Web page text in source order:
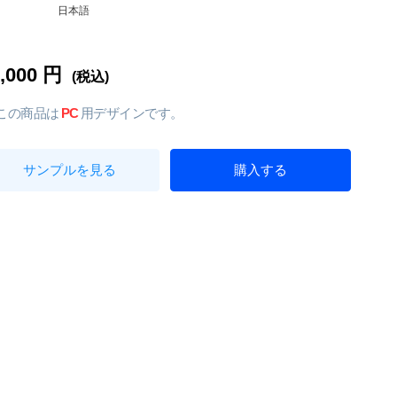
日本語
円 (税込)
の商品は PC 用デザインです。
サンプルを見る 購入する